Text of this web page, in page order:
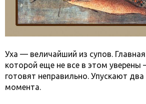
Уха — величайший из супов.
которой еще не все в этом уверены
готовят неправильно. Упускают
момента.